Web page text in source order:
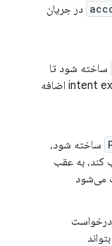
در جریان
ساخته شود تا
سیستم بتواند درخواست نهایی را به intent extra اضافه
ساخته شود،
کند، به عقب
می‌شود
درخواست